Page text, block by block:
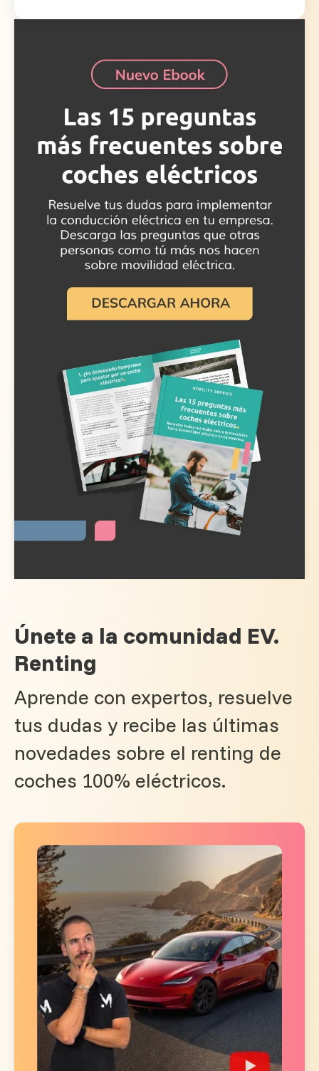
Únete a la comunidad EV.
Renting
Aprende con expertos, resuelve
tus dudas y recibe las últimas
novedades sobre el renting de
coches 100% eléctricos.